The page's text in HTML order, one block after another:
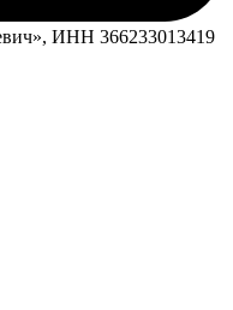
ИНН 366233013419